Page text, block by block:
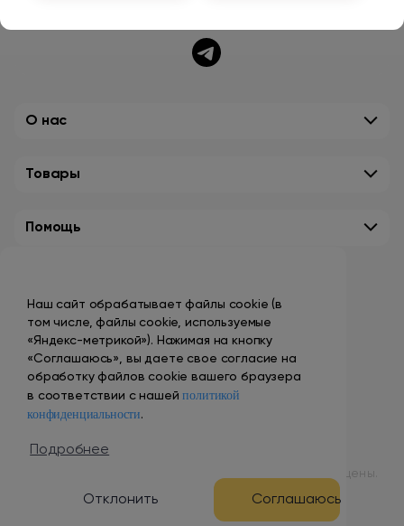
Наш сайт обрабатывает файлы cookie (в
том числе, файлы cookie, используемые
«Яндекс-метрикой»). Нажимая на кнопку
«Соглашаюсь», вы даете свое согласие на
обработку файлов cookie вашего браузера
в соответствии с нашейполитикой
конфиденциальности.
Подробнее
Отклонить Соглашаюсь
О нас
Товары
Помощь
+7 (495) 149-10-99
promo@smokenvape.su
пн-пт: 9:00 – 18:00
сб-вс: выходной
© 1998 – 2024 ООО «Табак Вэйп Сити». Все права защищены.
Разработка и продвижение сайта